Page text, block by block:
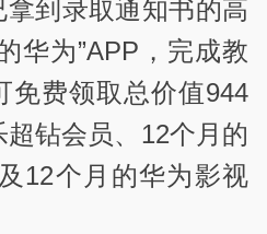
到录取通知书的高
华为”APP，完成教
免费领取总价值944
钻会员、12个月的
12个月的华为影视